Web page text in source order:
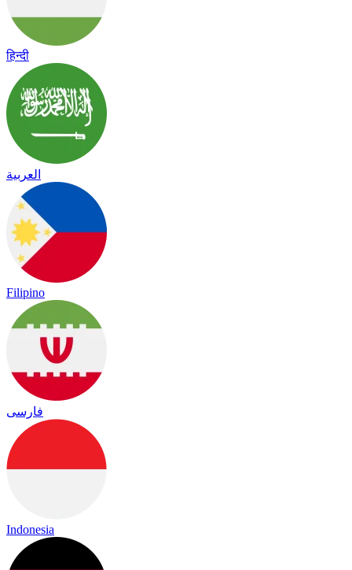
हिन्दी
العربية
Filipino
فارسی
Indonesia